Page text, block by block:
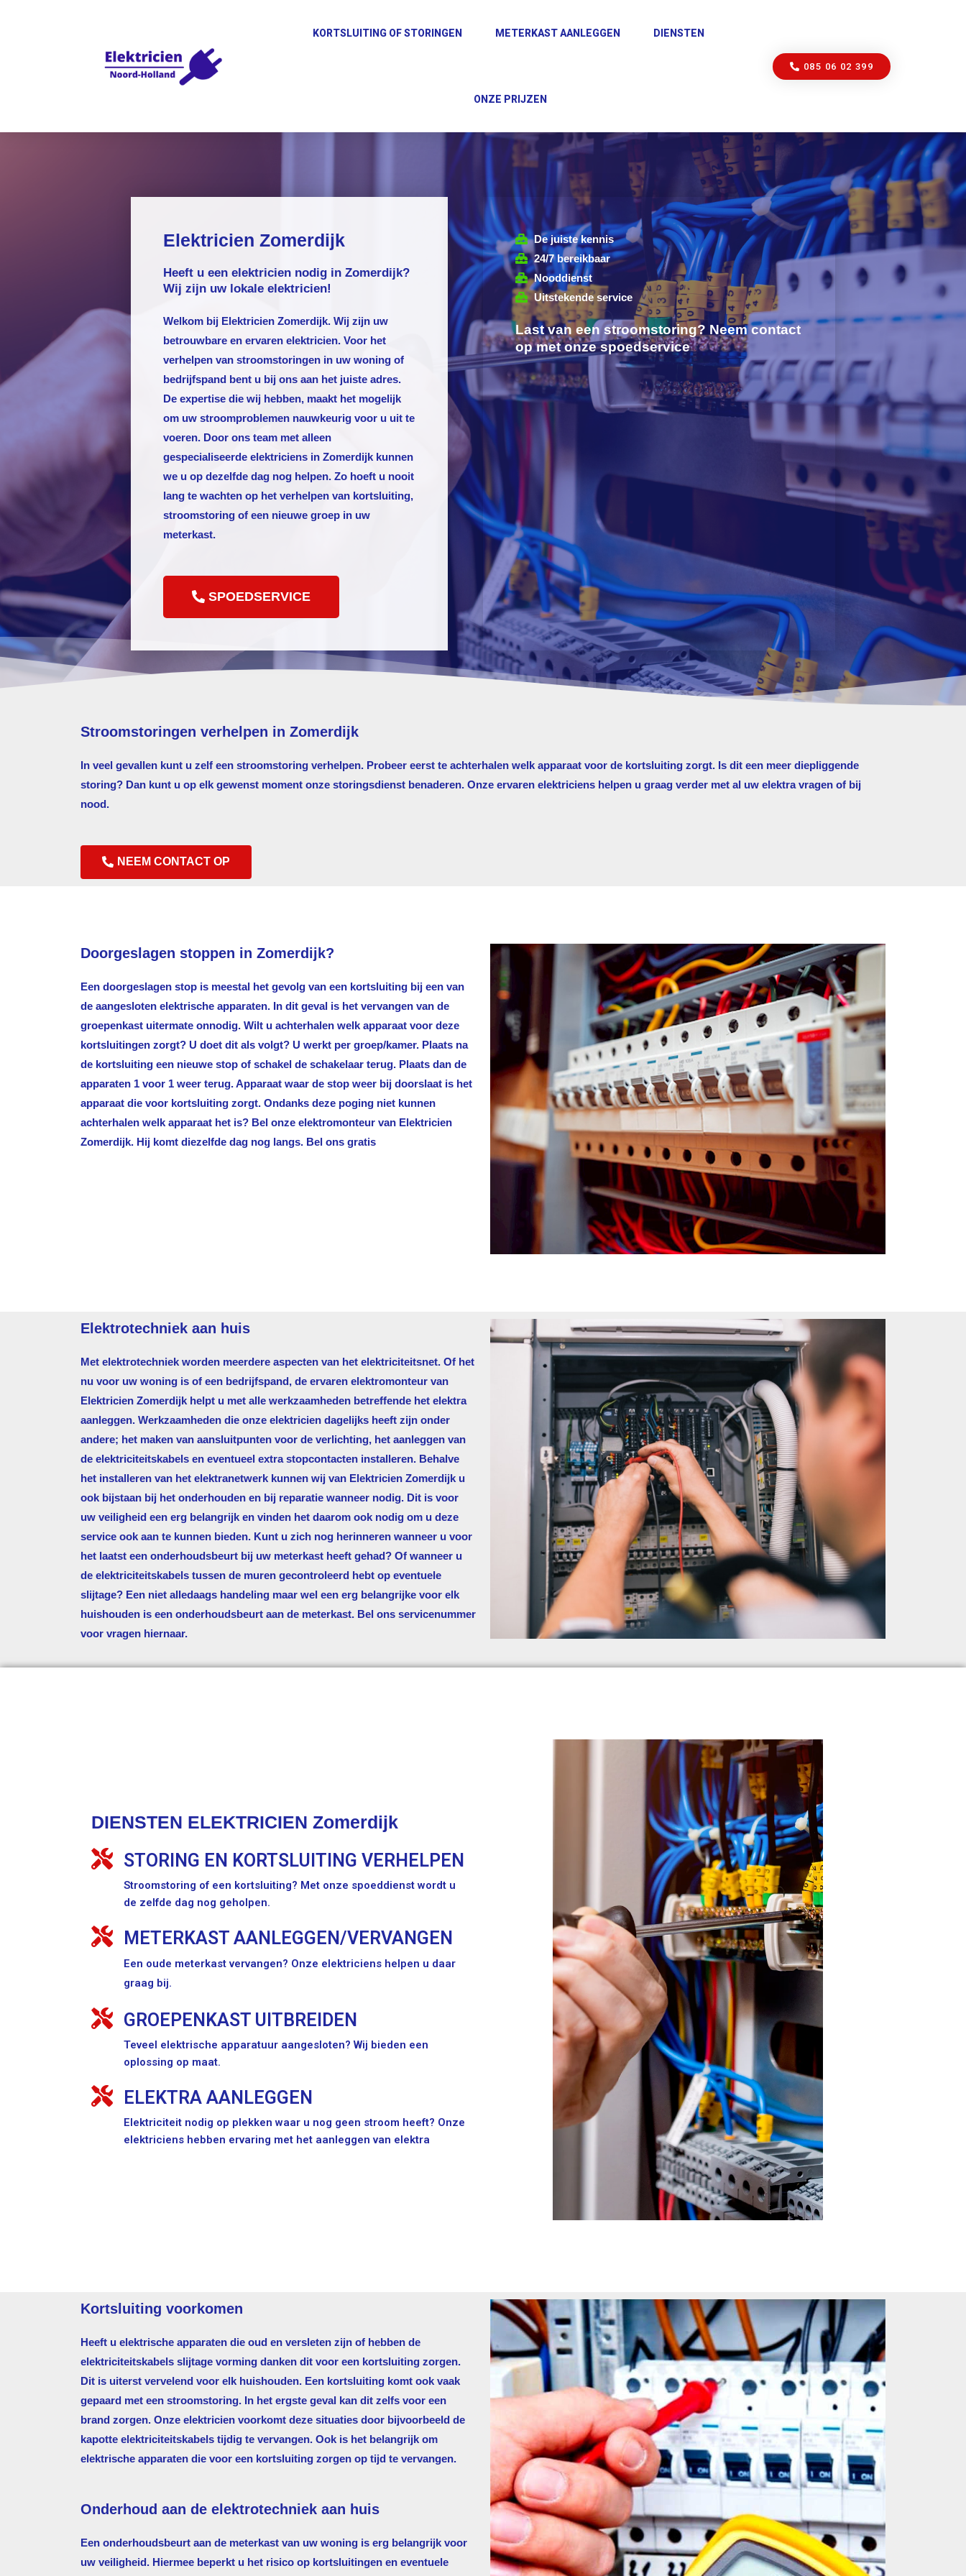
KORTSLUITING OF STORINGEN METERKAST AANLEGGEN DIENSTEN
ONZE PRIJZEN
085 06 02 399
Elektricien Zomerdijk
Heeft u een elektricien nodig in Zomerdijk?
Wij zijn uw lokale elektricien!
Welkom bij Elektricien Zomerdijk. Wij zijn uw
betrouwbare en ervaren elektricien. Voor het
verhelpen van stroomstoringen in uw woning of
bedrijfspand bent u bij ons aan het juiste adres.
De expertise die wij hebben, maakt het mogelijk
om uw stroomproblemen nauwkeurig voor u uit te
voeren. Door ons team met alleen
gespecialiseerde elektriciens in Zomerdijk kunnen
we u op dezelfde dag nog helpen. Zo hoeft u nooit
lang te wachten op het verhelpen van kortsluiting,
stroomstoring of een nieuwe groep in uw
meterkast.
SPOEDSERVICE
De juiste kennis
24/7 bereikbaar
Nooddienst
Uitstekende service
Last van een stroomstoring? Neem contact
op met onze spoedservice
Stroomstoringen verhelpen in Zomerdijk
In veel gevallen kunt u zelf een stroomstoring verhelpen. Probeer eerst te achterhalen welk apparaat voor de kortsluiting zorgt. Is dit een meer diepliggende
storing? Dan kunt u op elk gewenst moment onze storingsdienst benaderen. Onze ervaren elektriciens helpen u graag verder met al uw elektra vragen of bij
nood.
NEEM CONTACT OP
Doorgeslagen stoppen in Zomerdijk?
Een doorgeslagen stop is meestal het gevolg van een kortsluiting bij een van
de aangesloten elektrische apparaten. In dit geval is het vervangen van de
groepenkast uitermate onnodig. Wilt u achterhalen welk apparaat voor deze
kortsluitingen zorgt? U doet dit als volgt? U werkt per groep/kamer. Plaats na
de kortsluiting een nieuwe stop of schakel de schakelaar terug. Plaats dan de
apparaten 1 voor 1 weer terug. Apparaat waar de stop weer bij doorslaat is het
apparaat die voor kortsluiting zorgt. Ondanks deze poging niet kunnen
achterhalen welk apparaat het is? Bel onze elektromonteur van Elektricien
Zomerdijk. Hij komt diezelfde dag nog langs. Bel ons gratis
Elektrotechniek aan huis
Met elektrotechniek worden meerdere aspecten van het elektriciteitsnet. Of het
nu voor uw woning is of een bedrijfspand, de ervaren elektromonteur van
Elektricien Zomerdijk helpt u met alle werkzaamheden betreffende het elektra
aanleggen. Werkzaamheden die onze elektricien dagelijks heeft zijn onder
andere; het maken van aansluitpunten voor de verlichting, het aanleggen van
de elektriciteitskabels en eventueel extra stopcontacten installeren. Behalve
het installeren van het elektranetwerk kunnen wij van Elektricien Zomerdijk u
ook bijstaan bij het onderhouden en bij reparatie wanneer nodig. Dit is voor
uw veiligheid een erg belangrijk en vinden het daarom ook nodig om u deze
service ook aan te kunnen bieden. Kunt u zich nog herinneren wanneer u voor
het laatst een onderhoudsbeurt bij uw meterkast heeft gehad? Of wanneer u
de elektriciteitskabels tussen de muren gecontroleerd hebt op eventuele
slijtage? Een niet alledaags handeling maar wel een erg belangrijke voor elk
huishouden is een onderhoudsbeurt aan de meterkast. Bel ons servicenummer
voor vragen hiernaar.
DIENSTEN ELEKTRICIEN Zomerdijk
STORING EN KORTSLUITING VERHELPEN
Stroomstoring of een kortsluiting? Met onze spoeddienst wordt u
de zelfde dag nog geholpen.
METERKAST AANLEGGEN/VERVANGEN
Een oude meterkast vervangen? Onze elektriciens helpen u daar
graag bij.
GROEPENKAST UITBREIDEN
Teveel elektrische apparatuur aangesloten? Wij bieden een
oplossing op maat.
ELEKTRA AANLEGGEN
Elektriciteit nodig op plekken waar u nog geen stroom heeft? Onze
elektriciens hebben ervaring met het aanleggen van elektra
Kortsluiting voorkomen
Heeft u elektrische apparaten die oud en versleten zijn of hebben de
elektriciteitskabels slijtage vorming danken dit voor een kortsluiting zorgen.
Dit is uiterst vervelend voor elk huishouden. Een kortsluiting komt ook vaak
gepaard met een stroomstoring. In het ergste geval kan dit zelfs voor een
brand zorgen. Onze elektricien voorkomt deze situaties door bijvoorbeeld de
kapotte elektriciteitskabels tijdig te vervangen. Ook is het belangrijk om
elektrische apparaten die voor een kortsluiting zorgen op tijd te vervangen.
Onderhoud aan de elektrotechniek aan huis
Een onderhoudsbeurt aan de meterkast van uw woning is erg belangrijk voor
uw veiligheid. Hiermee beperkt u het risico op kortsluitingen en eventuele